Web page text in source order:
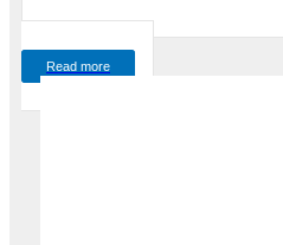
Read more